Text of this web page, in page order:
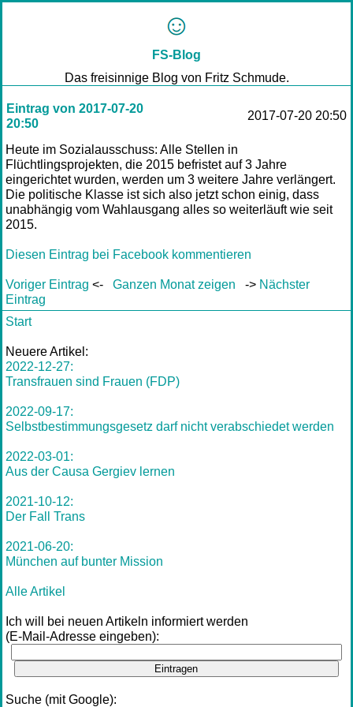
FS-Blog
Das freisinnige Blog von Fritz Schmude.
Eintrag von 2017-07-20
20:50
2017-07-20 20:50
Heute im Sozialausschuss: Alle Stellen in
Flüchtlingsprojekten, die 2015 befristet auf 3 Jahre
eingerichtet wurden, werden um 3 weitere Jahre verlängert.
Die politische Klasse ist sich also jetzt schon einig, dass
unabhängig vom Wahlausgang alles so weiterläuft wie seit
2015.
Diesen Eintrag bei Facebook kommentieren
Voriger Eintrag <- Ganzen Monat zeigen -> Nächster
Eintrag
Start
Neuere Artikel:
2022-12-27:
Transfrauen sind Frauen (FDP)
2022-09-17:
Selbstbestimmungsgesetz darf nicht verabschiedet werden
2022-03-01:
Aus der Causa Gergiev lernen
2021-10-12:
Der Fall Trans
2021-06-20:
München auf bunter Mission
Alle Artikel
Ich will bei neuen Artikeln informiert werden
(E-Mail-Adresse eingeben):
Eintragen
Suche (mit Google):